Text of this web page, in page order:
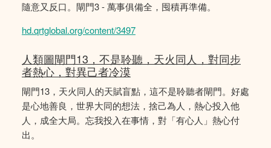
隨意又反口。閘門3 - 萬事俱備全，囤積再準備。
hd.qrtglobal.org/content/3497
人類圖閘門13，不是聆聽，天火同人，對同步
者熱心，對異己者冷漠
閘門13，天火同人的天賦盲點，這不是聆聽者閘門。好處
是心地善良，世界大同的想法，捨己為人，熱心投入他
人，成全大局。忘我投入在事情，對「有心人」熱心付
出。